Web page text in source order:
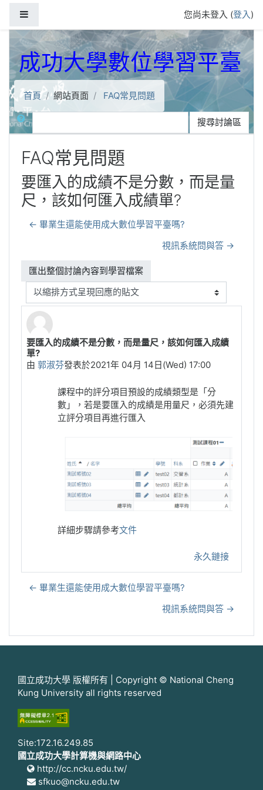
您尚未登入 (登入)
成功大學數位學習平臺
首頁 網站頁面
FAQ常見問題
搜尋
搜尋討論區
FAQ常見問題
要匯入的成績不是分數，而是量
尺，該如何匯入成績單?
← 畢業生還能使用成大數位學習平臺嗎?
視訊系統問與答 →
顯示模式
要匯入的成績不是分數，而是量尺，該如何匯入成績
單?
由 郭淑芬發表於2021年 04月 14日(Wed) 17:00
Number of replies: 0
課程中的評分項目預設的成績類型是「分
數」，若是要匯入的成績是用量尺，必須先建
立評分項目再進行匯入
詳細步驟請參考文件
永久鏈接
← 畢業生還能使用成大數位學習平臺嗎?
視訊系統問與答 →
國立成功大學 版權所有 | Copyright © National Cheng
Kung University all rights reserved
Site:172.16.249.85
國立成功大學計算機與網路中心
http://cc.ncku.edu.tw/
sfkuo@ncku.edu.tw